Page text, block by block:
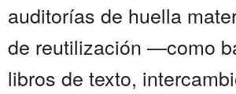
auditorías de huella
de reutilización —como
libros de texto,